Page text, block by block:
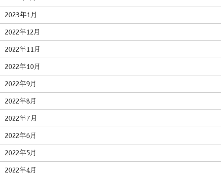
2023年1月
2022年12月
2022年11月
2022年10月
2022年9月
2022年8月
2022年7月
2022年6月
2022年5月
2022年4月